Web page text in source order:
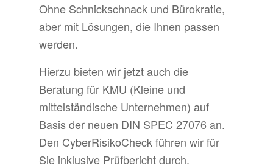
Ohne Schnickschnack und Bürokratie,
aber mit Lösungen, die Ihnen passen
werden.
Hierzu bieten wir jetzt auch die
Beratung für KMU (Kleine und
mittelständische Unternehmen) auf
Basis der neuen DIN SPEC 27076 an.
Den CyberRisikoCheck führen wir für
Sie inklusive Prüfbericht durch.